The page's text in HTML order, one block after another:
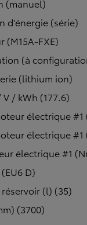
(manuel)
d'énergie (série)
(M15A-FXE)
(à
(lithium ion)
/ kWh (177.6)
électrique #1
électrique #1
électrique #1
D)
(l) (35)
(3700)